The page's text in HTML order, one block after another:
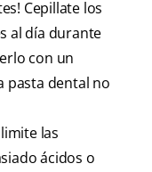
Cepillate los
al día durante
con un
pasta dental no
las
ácidos o